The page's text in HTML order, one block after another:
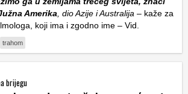
Amerika , dio Azije i Australija – kaže za
koji ima i zgodno ime – Vid.
trahom
brijegu